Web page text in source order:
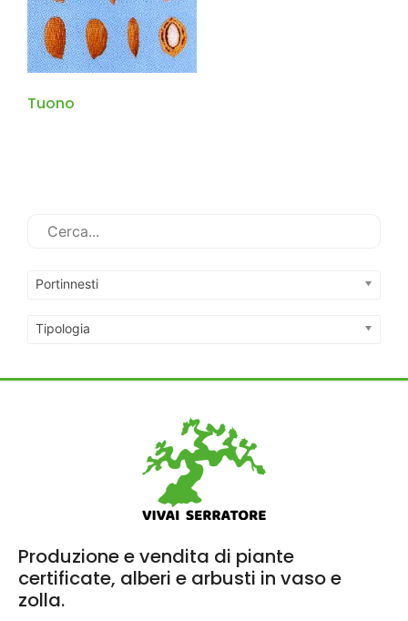
Portinnesti
Tipologia
Tuono
Produzione e vendita di piante
certificate, alberi e arbusti in vaso e
zolla.